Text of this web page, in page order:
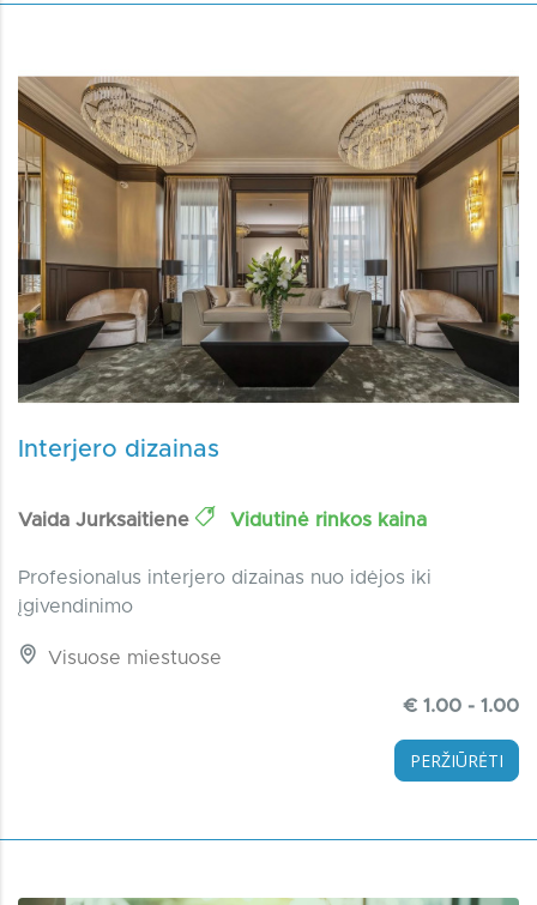
Interjero dizainas
Vaida Jurksaitiene Vidutinė rinkos kaina
Profesionalus interjero dizainas nuo idėjos iki
įgivendinimo
Visuose miestuose
€ 1.00 - 1.00
PERŽIŪRĖTI